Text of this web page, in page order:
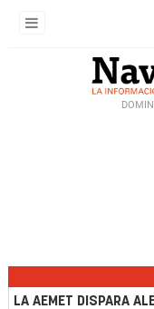
LA AEMET DISPARA